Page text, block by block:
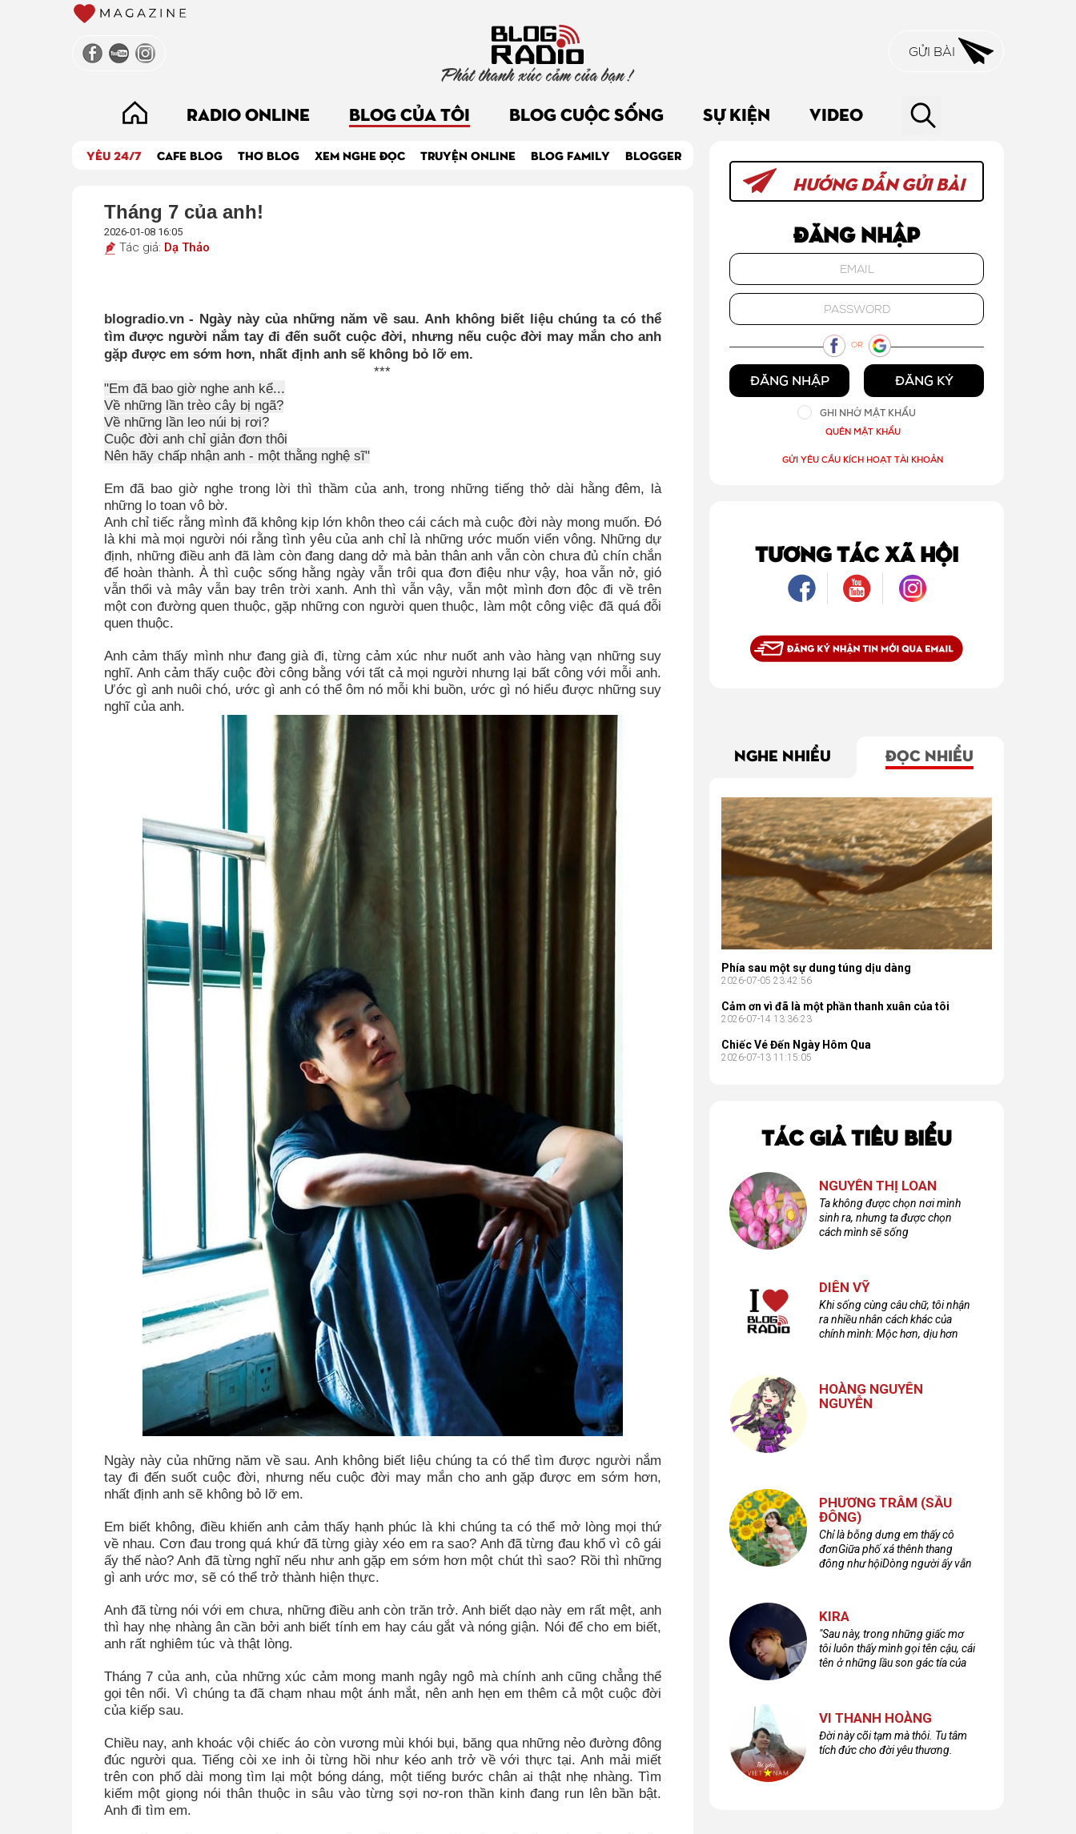
Phát thanh xúc cảm của bạn !
GỬI BÀI
RADIO ONLINE BLOG CỦA TÔI BLOG CUỘC SỐNG SỰ KIỆN VIDEO
YÊU 24/7 CAFE BLOG THƠ BLOG XEM NGHE ĐỌC TRUYỆN ONLINE BLOG FAMILY BLOGGER
Tháng 7 của anh!
2026-01-08 16:05
Tác giả: Dạ Thảo
blogradio.vn - Ngày này của những năm về sau. Anh không biết liệu chúng ta có thể
tìm được người nắm tay đi đến suốt cuộc đời, nhưng nếu cuộc đời may mắn cho anh
gặp được em sớm hơn, nhất định anh sẽ không bỏ lỡ em.
***
"Em đã bao giờ nghe anh kể...
Về những lần trèo cây bị ngã?
Về những lần leo núi bị rơi?
Cuộc đời anh chỉ giản đơn thôi
Nên hãy chấp nhận anh - một thằng nghệ sĩ"
Em đã bao giờ nghe trong lời thì thầm của anh, trong những tiếng thở dài hằng đêm, là
những lo toan vô bờ.
Anh chỉ tiếc rằng mình đã không kịp lớn khôn theo cái cách mà cuộc đời này mong muốn. Đó
là khi mà mọi người nói rằng tình yêu của anh chỉ là những ước muốn viển vông. Những dự
định, những điều anh đã làm còn đang dang dở mà bản thân anh vẫn còn chưa đủ chín chắn
để hoàn thành. À thì cuộc sống hằng ngày vẫn trôi qua đơn điệu như vậy, hoa vẫn nở, gió
vẫn thổi và mây vẫn bay trên trời xanh. Anh thì vẫn vậy, vẫn một mình đơn độc đi về trên
một con đường quen thuộc, gặp những con người quen thuộc, làm một công việc đã quá đỗi
quen thuộc.
Anh cảm thấy mình như đang già đi, từng cảm xúc như nuốt anh vào hàng vạn những suy
nghĩ. Anh cảm thấy cuộc đời công bằng với tất cả mọi người nhưng lại bất công với mỗi anh.
Ước gì anh nuôi chó, ước gì anh có thể ôm nó mỗi khi buồn, ước gì nó hiểu được những suy
nghĩ của anh.
Ngày này của những năm về sau. Anh không biết liệu chúng ta có thể tìm được người nắm
tay đi đến suốt cuộc đời, nhưng nếu cuộc đời may mắn cho anh gặp được em sớm hơn,
nhất định anh sẽ không bỏ lỡ em.
Em biết không, điều khiến anh cảm thấy hạnh phúc là khi chúng ta có thể mở lòng mọi thứ
về nhau. Cơn đau trong quá khứ đã từng giày xéo em ra sao? Anh đã từng đau khổ vì cô gái
ấy thế nào? Anh đã từng nghĩ nếu như anh gặp em sớm hơn một chút thì sao? Rồi thì những
gì anh ước mơ, sẽ có thể trở thành hiện thực.
Anh đã từng nói với em chưa, những điều anh còn trăn trở. Anh biết dạo này em rất mệt, anh
thì hay nhẹ nhàng ân cần bởi anh biết tính em hay cáu gắt và nóng giận. Nói để cho em biết,
anh rất nghiêm túc và thật lòng.
Tháng 7 của anh, của những xúc cảm mong manh ngây ngô mà chính anh cũng chẳng thể
gọi tên nổi. Vì chúng ta đã chạm nhau một ánh mắt, nên anh hẹn em thêm cả một cuộc đời
của kiếp sau.
Chiều nay, anh khoác vội chiếc áo còn vương mùi khói bụi, băng qua những nẻo đường đông
đúc người qua. Tiếng còi xe inh ỏi từng hồi như kéo anh trở về với thực tại. Anh mải miết
trên con phố dài mong tìm lại một bóng dáng, một tiếng bước chân ai thật nhẹ nhàng. Tìm
kiếm một giọng nói thân thuộc in sâu vào từng sợi nơ-ron thần kinh đang run lên bần bật.
Anh đi tìm em.
HƯỚNG DẪN GỬI BÀI
Đăng nhập
OR
ĐĂNG NHẬP ĐĂNG KÝ
GHI NHỚ MẬT KHẨU
QUÊN MẬT KHẨU
GỬI YÊU CẦU KÍCH HOẠT TÀI KHOẢN
TƯƠNG TÁC XÃ HỘI
NGHE NHIỀU ĐỌC NHIỀU
Phía sau một sự dung túng dịu dàng
2026-07-05 23:42:56
Cảm ơn vì đã là một phần thanh xuân của tôi
2026-07-14 13:36:23
Chiếc Vé Đến Ngày Hôm Qua
2026-07-13 11:15:05
TÁC GIẢ TIÊU BIỂU
NGUYỄN THỊ LOAN
Ta không được chọn nơi mình
sinh ra, nhưng ta được chọn
cách mình sẽ sống
DIÊN VỸ
Khi sống cùng câu chữ, tôi nhận
ra nhiều nhân cách khác của
chính mình: Mộc hơn, dịu hơn
HOÀNG NGUYÊN
NGUYỄN
PHƯƠNG TRÂM (SẦU
ĐÔNG)
Chỉ là bỗng dưng em thấy cô
đơnGiữa phố xá thênh thang
đông như hộiDòng người ấy vẫn
KIRA
"Sau này, trong những giấc mơ
tôi luôn thấy mình gọi tên cậu, cái
tên ở những lầu son gác tía của
VI THANH HOÀNG
Đời này cõi tạm mà thôi. Tu tâm
tích đức cho đời yêu thương.